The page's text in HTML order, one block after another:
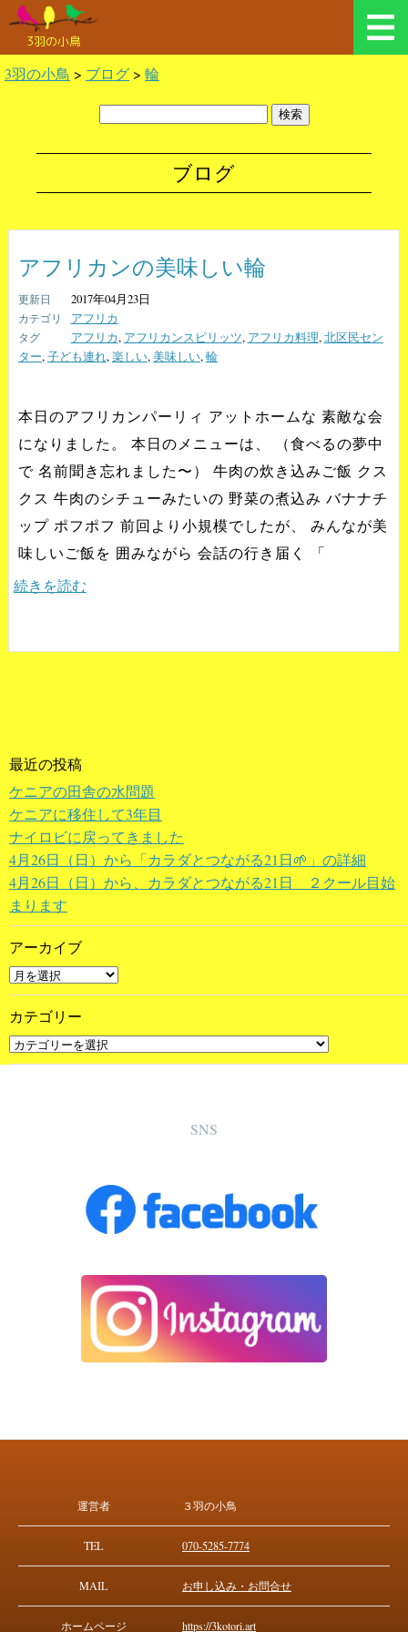
3羽の小鳥
3羽の小鳥 > ブログ > 輪
ブログ
アフリカンの美味しい輪
2017年04月23日
アフリカ
アフリカ, アフリカンスピリッツ, アフリカ料理,北区民セン
ター,子ども連れ,楽しい,美味しい,輪
本日のアフリカンパーリィ アットホームな 素敵な会
になりました。 本日のメニューは、 （食べるの夢中
で 名前聞き忘れました〜） 牛肉の炊き込みご飯 クス
クス 牛肉のシチューみたいの 野菜の煮込み バナナチ
ップ ポフポフ 前回より小規模でしたが、 みんなが美
味しいご飯を 囲みながら 会話の行き届く 「
続きを読む
最近の投稿
ケニアの田舎の水問題
ケニアに移住して3年目
ナイロビに戻ってきました
4月26日（日）から「カラダとつながる21日🌱」の詳細
4月26日（日）から、カラダとつながる21日 ２クール目始
まります
アーカイブ
カテゴリー
SNS
運営者 ３羽の小鳥
TEL 070-5285-7774
MAIL お申し込み・お問合せ
ホームページ https://3kotori.art